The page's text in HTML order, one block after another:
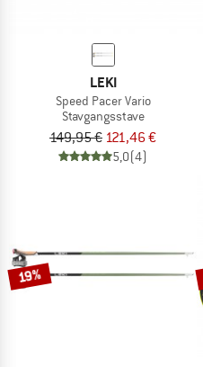
LEKI
Speed Pacer Vario
Stavgangsstave
149,95 € 121,46 €
5,0(4)
19%